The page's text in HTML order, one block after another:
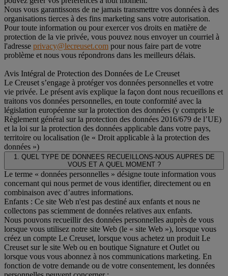
Nous vous garantissons de ne jamais transmettre vos données à des
organisations tierces à des fins marketing sans votre autorisation.
Pour toute information ou pour exercer vos droits en matière de
protection de la vie privée, vous pouvez nous envoyer un courriel à
l'adresse privacy@lecreuset.com pour nous faire part de votre
problème et nous vous répondrons dans les meilleurs délais.
Avis Intégral de Protection des Données de Le Creuset
Le Creuset s’engage à protéger vos données personnelles et votre
vie privée. Le présent avis explique la façon dont nous recueillons et
traitons vos données personnelles, en toute conformité avec la
législation européenne sur la protection des données (y compris le
Règlement général sur la protection des données 2016/679 de l’UE)
et la loi sur la protection des données applicable dans votre pays,
territoire ou localisation (le « Droit applicable à la protection des
données »)
1. QUEL TYPE DE DONNEES RECUEILLONS-NOUS AUPRES DE
VOUS ET A QUEL MOMENT ?
Le terme « données personnelles » désigne toute information vous
concernant qui nous permet de vous identifier, directement ou en
combinaison avec d’autres informations.
Enfants : Ce site Web n'est pas destiné aux enfants et nous ne
collectons pas sciemment de données relatives aux enfants.
Nous pouvons recueillir des données personnelles auprès de vous
lorsque vous utilisez notre site Web (le « site Web »), lorsque vous
créez un compte Le Creuset, lorsque vous achetez un produit Le
Creuset sur le site Web ou en boutique Signature et Outlet ou
lorsque vous vous abonnez à nos communications marketing. En
fonction de votre demande ou de votre consentement, les données